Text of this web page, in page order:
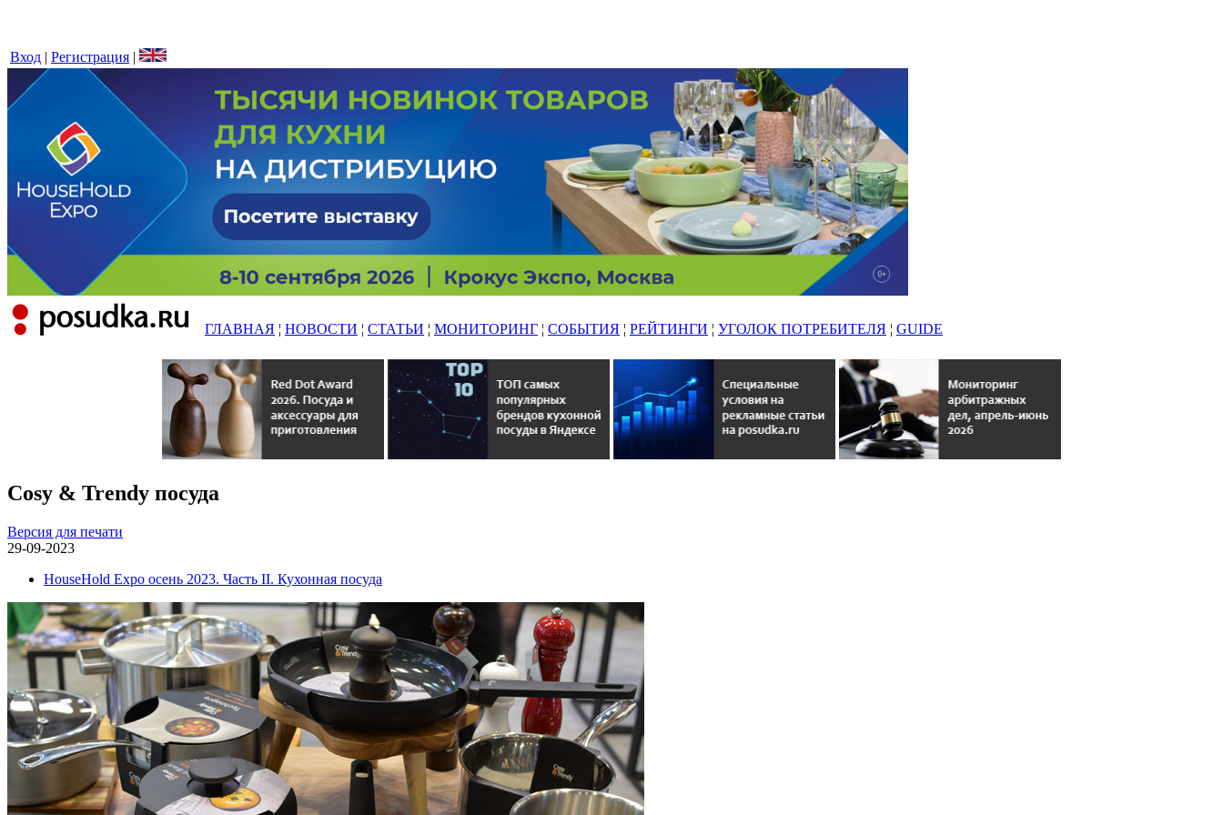
Вход | Регистрация |
ГЛАВНАЯ ¦ НОВОСТИ ¦ СТАТЬИ ¦ МОНИТОРИНГ ¦ СОБЫТИЯ ¦ РЕЙТИНГИ ¦ УГОЛОК ПОТРЕБИТЕЛЯ ¦ GUIDE
Сosy & Trendy посуда
Версия для печати
29-09-2023
HouseHold Expo осень 2023. Часть II. Кухонная посуда